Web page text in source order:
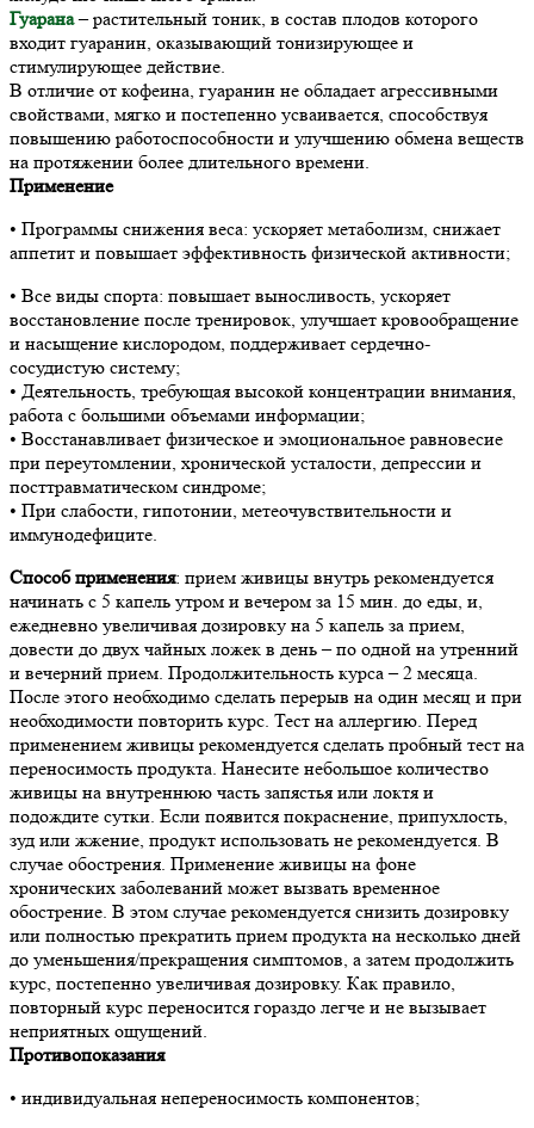
Гуарана– растительный тоник, в состав плодов которого
входит гуаранин, оказывающий тонизирующее и
стимулирующее действие.
В отличие от кофеина, гуаранин не обладает агрессивными
свойствами, мягко и постепенно усваивается, способствуя
повышению работоспособности и улучшению обмена веществ
на протяжении более длительного времени.
Применение
• Программы снижения веса: ускоряет метаболизм, снижает
аппетит и повышает эффективность физической активности;
• Все виды спорта: повышает выносливость, ускоряет
восстановление после тренировок, улучшает кровообращение
и насыщение кислородом, поддерживает сердечно-
сосудистую систему;
• Деятельность, требующая высокой концентрации внимания,
работа с большими объемами информации;
• Восстанавливает физическое и эмоциональное равновесие
при переутомлении, хронической усталости, депрессии и
посттравматическом синдроме;
• При слабости, гипотонии, метеочувствительности и
иммунодефиците.
Способ применения: прием живицы внутрь рекомендуется
начинать с 5 капель утром и вечером за 15 мин. до еды, и,
ежедневно увеличивая дозировку на 5 капель за прием,
довести до двух чайных ложек в день – по одной на утренний
и вечерний прием. Продолжительность курса – 2 месяца.
После этого необходимо сделать перерыв на один месяц и при
необходимости повторить курс. Тест на аллергию. Перед
применением живицы рекомендуется сделать пробный тест на
переносимость продукта. Нанесите небольшое количество
живицы на внутреннюю часть запястья или локтя и
подождите сутки. Если появится покраснение, припухлость,
зуд или жжение, продукт использовать не рекомендуется. В
случае обострения. Применение живицы на фоне
хронических заболеваний может вызвать временное
обострение. В этом случае рекомендуется снизить дозировку
или полностью прекратить прием продукта на несколько дней
до уменьшения/прекращения симптомов, а затем продолжить
курс, постепенно увеличивая дозировку. Как правило,
повторный курс переносится гораздо легче и не вызывает
неприятных ощущений.
Противопоказания
• индивидуальная непереносимость компонентов;